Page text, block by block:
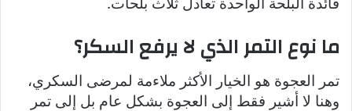
فائدة البلحة الواحدة تعادل ثلاث بلحات.
ما نوع التمر الذي لا يرفع السكر؟
تمر العجوة هو الخيار الأكثر ملاءمة لمرضى السكري،
وهنا لا أشير فقط إلى العجوة بشكل عام بل إلى تمر